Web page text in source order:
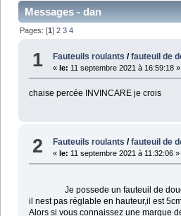
Messages - dan
Pages: [1]2 3 4
1 Fauteuils roulants /fauteuil de
«le: 11 septembre 2021 à 16:59:18 »
chaise percée INVINCARE je crois
2 Fauteuils roulants /fauteuil de
« le: 11 septembre 2021 à 11:32:06 »
Je possede un fauteuil de douche
il nest pas réglable en hauteur,il est
Alors si vous connaissez une marque